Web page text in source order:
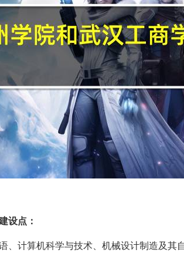
设点：
、计算机科学与技术、机械设计制造及其